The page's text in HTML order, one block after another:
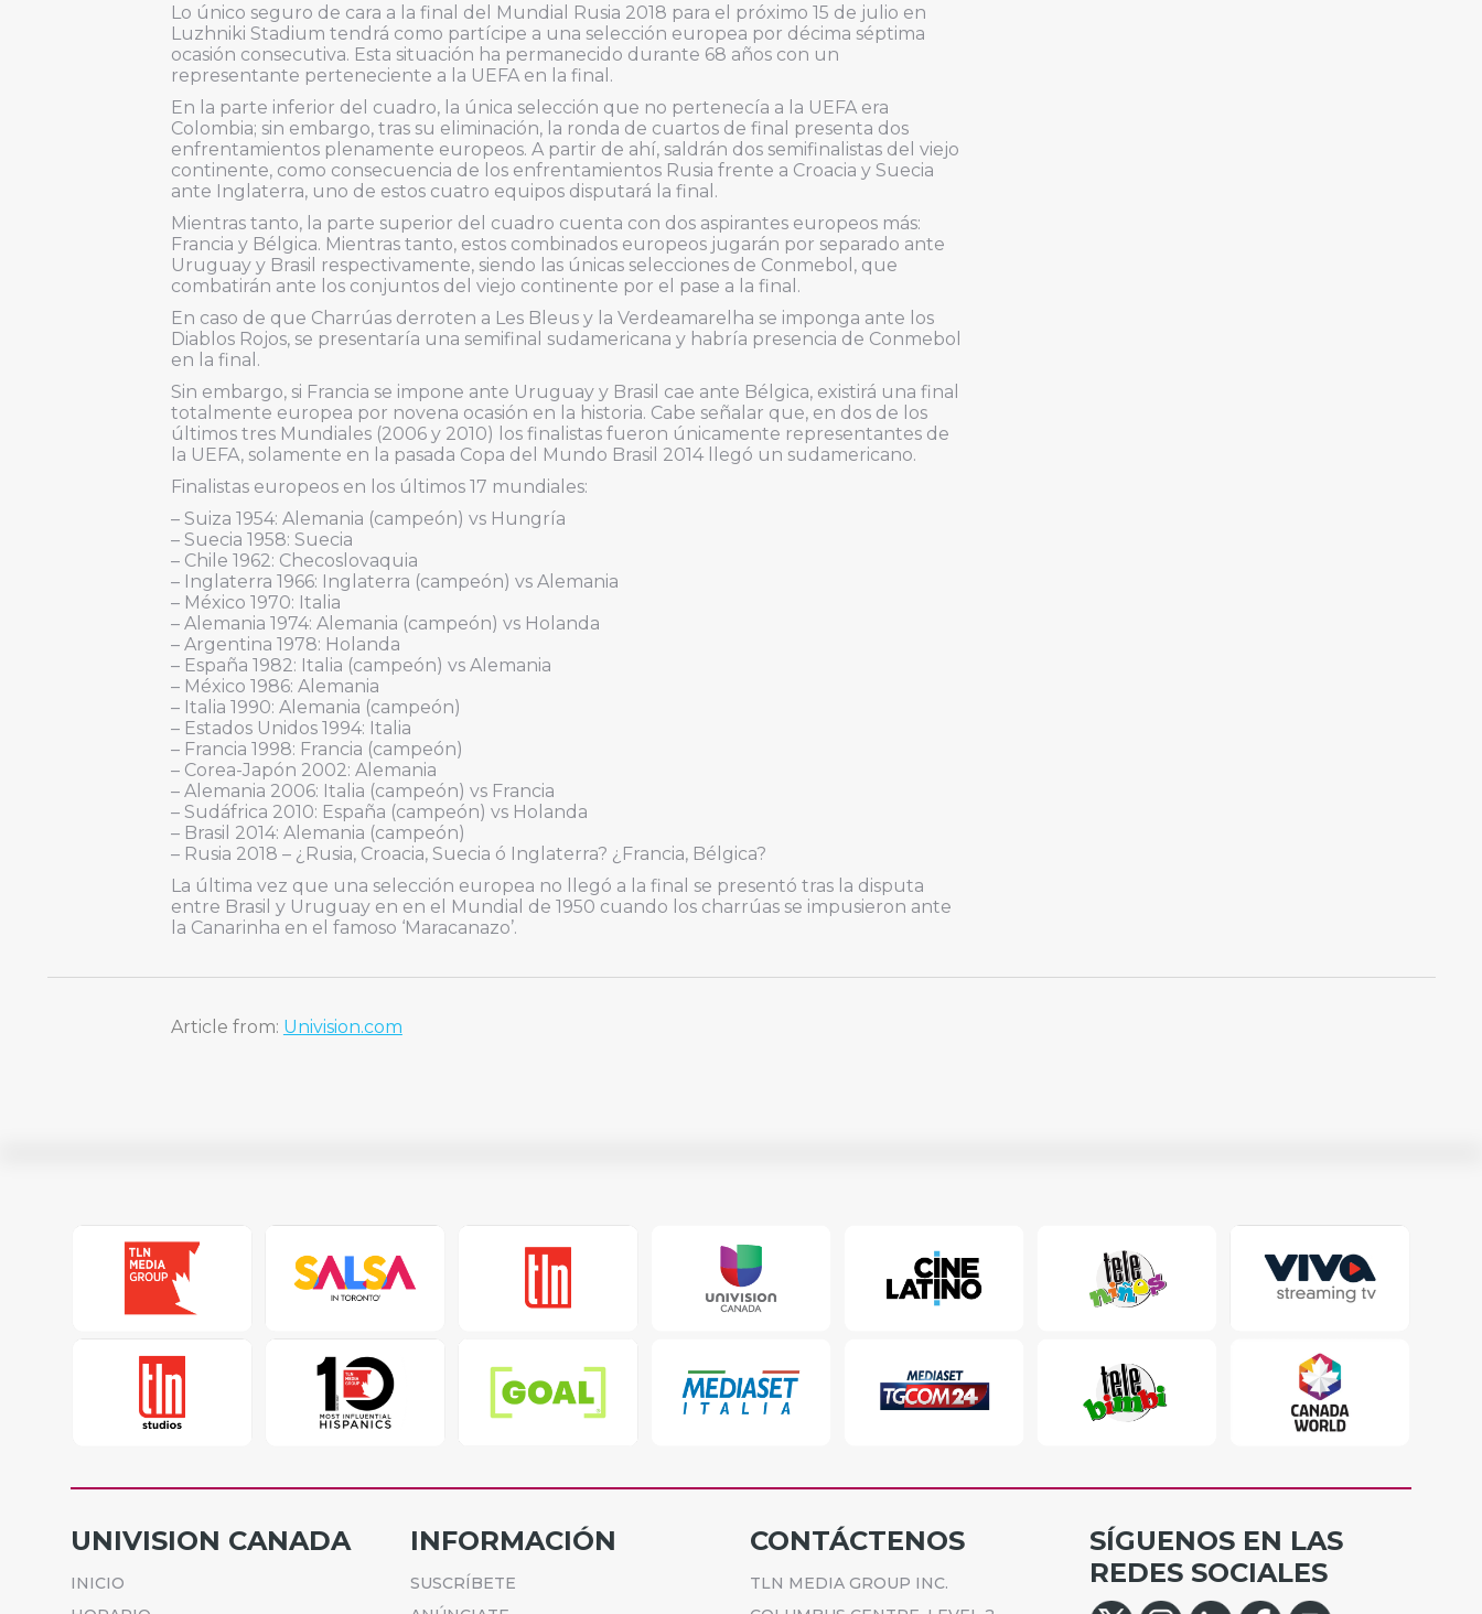
Lo único seguro de cara a la final del Mundial Rusia 2018 para el próximo 15 de julio en
Luzhniki Stadium tendrá como partícipe a una selección europea por décima séptima
ocasión consecutiva. Esta situación ha permanecido durante 68 años con un
representante perteneciente a la UEFA en la final.
En la parte inferior del cuadro, la única selección que no pertenecía a la UEFA era
Colombia; sin embargo, tras su eliminación, la ronda de cuartos de final presenta dos
enfrentamientos plenamente europeos. A partir de ahí, saldrán dos semifinalistas del viejo
continente, como consecuencia de los enfrentamientos Rusia frente a Croacia y Suecia
ante Inglaterra, uno de estos cuatro equipos disputará la final.
Mientras tanto, la parte superior del cuadro cuenta con dos aspirantes europeos más:
Francia y Bélgica. Mientras tanto, estos combinados europeos jugarán por separado ante
Uruguay y Brasil respectivamente, siendo las únicas selecciones de Conmebol, que
combatirán ante los conjuntos del viejo continente por el pase a la final.
En caso de que Charrúas derroten a Les Bleus y la Verdeamarelha se imponga ante los
Diablos Rojos, se presentaría una semifinal sudamericana y habría presencia de Conmebol
en la final.
Sin embargo, si Francia se impone ante Uruguay y Brasil cae ante Bélgica, existirá una final
totalmente europea por novena ocasión en la historia. Cabe señalar que, en dos de los
últimos tres Mundiales (2006 y 2010) los finalistas fueron únicamente representantes de
la UEFA, solamente en la pasada Copa del Mundo Brasil 2014 llegó un sudamericano.
Finalistas europeos en los últimos 17 mundiales:
– Suiza 1954: Alemania (campeón) vs Hungría
– Suecia 1958: Suecia
– Chile 1962: Checoslovaquia
– Inglaterra 1966: Inglaterra (campeón) vs Alemania
– México 1970: Italia
– Alemania 1974: Alemania (campeón) vs Holanda
– Argentina 1978: Holanda
– España 1982: Italia (campeón) vs Alemania
– México 1986: Alemania
– Italia 1990: Alemania (campeón)
– Estados Unidos 1994: Italia
– Francia 1998: Francia (campeón)
– Corea-Japón 2002: Alemania
– Alemania 2006: Italia (campeón) vs Francia
– Sudáfrica 2010: España (campeón) vs Holanda
– Brasil 2014: Alemania (campeón)
– Rusia 2018 – ¿Rusia, Croacia, Suecia ó Inglaterra? ¿Francia, Bélgica?
La última vez que una selección europea no llegó a la final se presentó tras la disputa
entre Brasil y Uruguay en en el Mundial de 1950 cuando los charrúas se impusieron ante
la Canarinha en el famoso ‘Maracanazo’.
Article from: Univision.com
UNIVISION CANADA
INICIO
INFORMACIÓN
SUSCRÍBETE
CONTÁCTENOS
TLN MEDIA GROUP INC.
SÍGUENOS EN LAS
REDES SOCIALES